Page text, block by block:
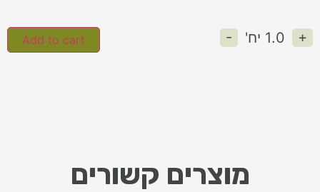
- 1.0 יח' +
Add to cart
מוצרים קשורים